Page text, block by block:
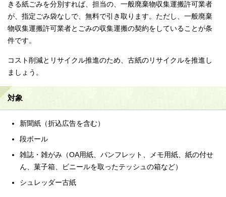
きる紙ごみを分別すれば、担当の、一般廃棄物収集運搬許可業者
が、指定ごみ袋なしで、無料で引き取ります。ただし、一般廃棄
物収集運搬許可業者とごみの収集運搬の契約をしていることが条
件です。
コスト削減とリサイクル推進のため、古紙のリサイクルを推進し
ましょう。
対象
新聞紙（折込広告を含む）
段ボール
雑誌・雑がみ（OA用紙、パンフレット、メモ用紙、紙の付せ
ん、菓子箱、ビニールを取ったテッシュの箱など）
シュレッダー古紙